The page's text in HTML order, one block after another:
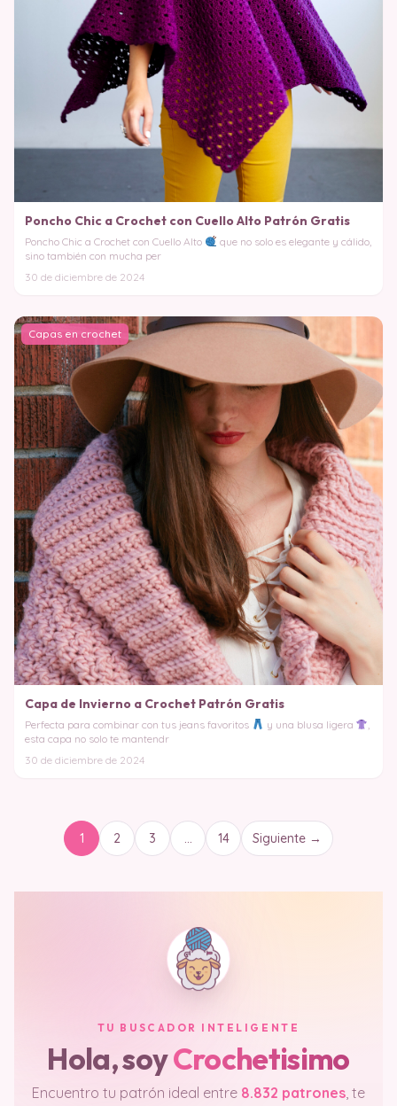
Poncho Chic a Crochet con Cuello Alto Patrón Gratis
Poncho Chic a Crochet con Cuello Alto
que no solo es elegante y cálido,
sino también con mucha per
30 de diciembre de 2024
Capas en crochet
Capa de Invierno a Crochet Patrón Gratis
Perfecta para combinar con tus jeans favoritos y una blusa ligera
,
esta capa no solo te mantendr
30 de diciembre de 2024
1 2 3 … 14 Siguiente →
TU BUSCADOR INTELIGENTE
Hola, soyCrochetisimo
Encuentro tu patrón ideal entre 8.832 patrones , te